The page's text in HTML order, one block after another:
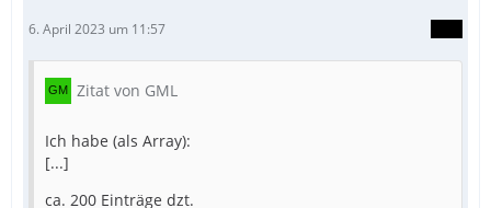
6. April 2023 um 11:57
Zitat von GML
Ich habe (als Array):
[...]
ca. 200 Einträge dzt.